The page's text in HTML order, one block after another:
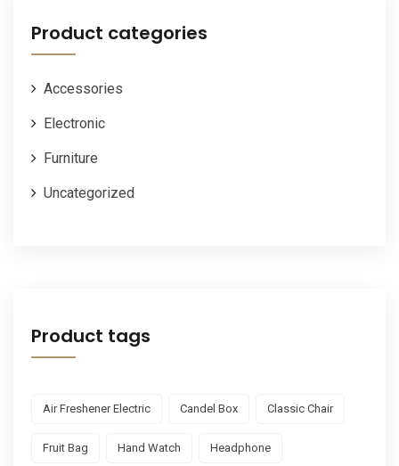
Product categories
Accessories
Electronic
Furniture
Uncategorized
Product tags
Air Freshener Electric Candel Box Classic Chair
Fruit Bag Hand Watch Headphone